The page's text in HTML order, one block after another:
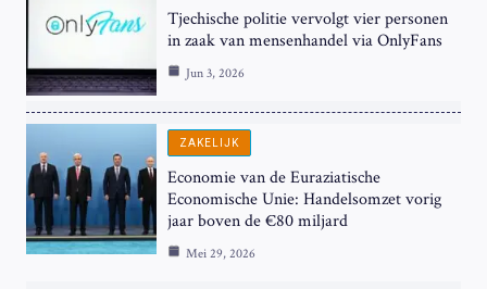
Tjechische politie vervolgt vier personen
in zaak van mensenhandel via OnlyFans
Jun 3, 2026
ZAKELIJK
Economie van de Euraziatische
Economische Unie: Handelsomzet vorig
jaar boven de €80 miljard
Mei 29, 2026